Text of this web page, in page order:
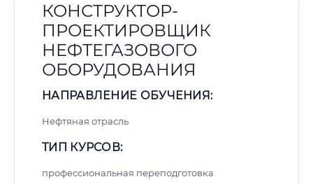
КОНСТРУКТОР-
ПРОЕКТИРОВЩИК
НЕФТЕГАЗОВОГО
ОБОРУДОВАНИЯ
НАПРАВЛЕНИЕ ОБУЧЕНИЯ:
Нефтяная отрасль
ТИП КУРСОВ:
профессиональная переподготовка